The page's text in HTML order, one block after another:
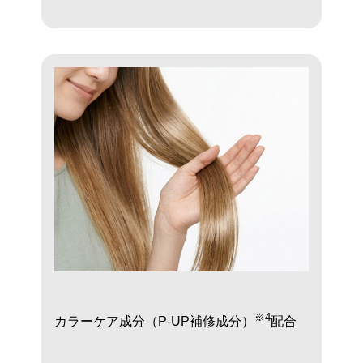
カラーケア成分（P-UP補修成分） ※4配合